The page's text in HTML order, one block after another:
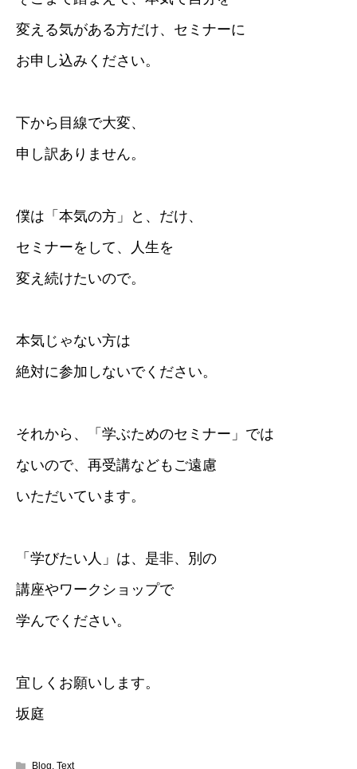
変える気がある方だけ、セミナーに
お申し込みください。
下から目線で大変、
申し訳ありません。
僕は「本気の方」と、だけ、
セミナーをして、人生を
変え続けたいので。
本気じゃない方は
絶対に参加しないでください。
それから、「学ぶためのセミナー」では
ないので、再受講などもご遠慮
いただいています。
「学びたい人」は、是非、別の
講座やワークショップで
学んでください。
宜しくお願いします。
坂庭
Blog, Text